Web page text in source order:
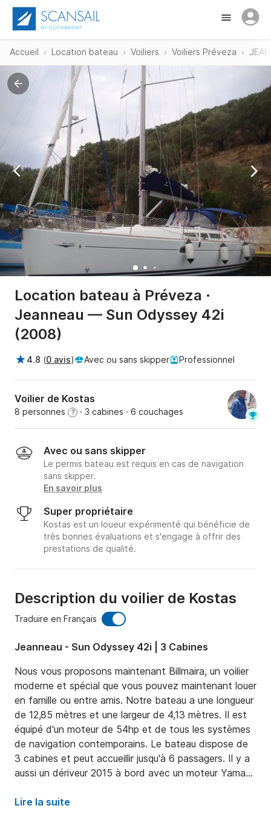
Accueil Location bateau Voiliers Voiliers Préveza
Location bateau à Préveza ·
Jeanneau — Sun Odyssey 42i
(2008)
4.8 (0 avis) Avec ou sans skipper Professionnel
Voilier de Kostas
8 personnes ? · 3 cabines · 6 couchages
Avec ou sans skipper
Le permis bateau est requis en cas de navigation
sans skipper.
En savoir plus
Super propriétaire
Kostas est un loueur expérimenté qui bénéficie de
très bonnes évaluations et s'engage à offrir des
prestations de qualité.
Description du voilier de Kostas
Traduire en Français
Jeanneau - Sun Odyssey 42i | 3 Cabines
Nous vous proposons maintenant Billmaira, un voilier
moderne et spécial que vous pouvez maintenant louer
en famille ou entre amis. Notre bateau a une longueur
de 12,85 mètres et une largeur de 4,13 mètres. Il est
équipé d'un moteur de 54hp et de tous les systèmes
de navigation contemporains. Le bateau dispose de
3 cabines et peut accueillir jusqu'à 6 passagers. Il y a
aussi un dériveur 2015 à bord avec un moteur Yamaha
bateau, vous trouverez un salon où vous pourrez
Lire la suite